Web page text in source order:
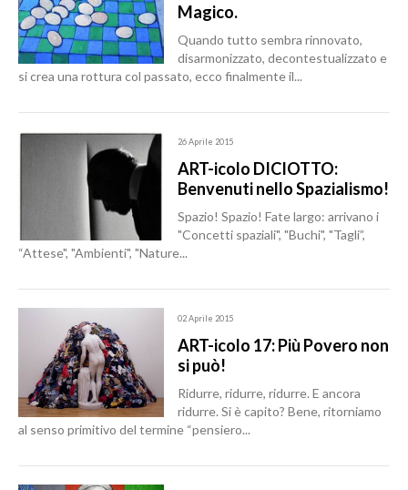
Magico.
Quando tutto sembra rinnovato,
disarmonizzato, decontestualizzato e
si crea una rottura col passato, ecco finalmente il...
26 Aprile 2015
ART-icolo DICIOTTO:
Benvenuti nello Spazialismo!
Spazio! Spazio! Fate largo: arrivano i
"Concetti spaziali", "Buchi", "Tagli”,
“Attese", "Ambienti", "Nature...
02 Aprile 2015
ART-icolo 17: Più Povero non
si può!
Ridurre, ridurre, ridurre. E ancora
ridurre. Si è capito? Bene, ritorniamo
al senso primitivo del termine “pensiero...